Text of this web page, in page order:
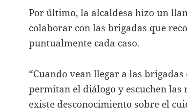
Por último, la alcaldesa hizo un
colaborar con las brigadas que
puntualmente cada caso.
“Cuando vean llegar a las
permitan el diálogo y escuchen las
existe desconocimiento sobre el